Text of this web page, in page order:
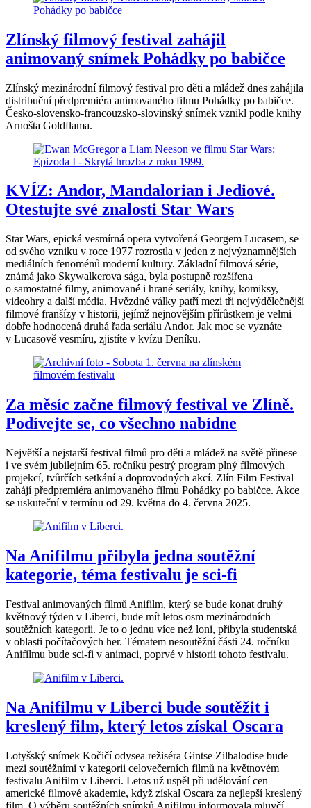
Zlínský filmový festival zahájil
animovaný snímek Pohádky po babičce
Zlínský mezinárodní filmový festival pro děti a mládež dnes zahájila
distribuční předpremiéra animovaného filmu Pohádky po babičce.
Česko-slovensko-francouzsko-slovinský snímek vznikl podle knihy
Arnošta Goldflama.
KVÍZ: Andor, Mandalorian i Jediové.
Otestujte své znalosti Star Wars
Star Wars, epická vesmírná opera vytvořená Georgem Lucasem, se
od svého vzniku v roce 1977 rozrostla v jeden z nejvýznamnějších
mediálních fenoménů moderní kultury. Základní filmová série,
známá jako Skywalkerova sága, byla postupně rozšířena
o samostatné filmy, animované i hrané seriály, knihy, komiksy,
videohry a další média. Hvězdné války patří mezi tři nejvýdělečnější
filmové franšízy v historii, jejímž nejnovějším přírůstkem je velmi
dobře hodnocená druhá řada seriálu Andor. Jak moc se vyznáte
v Lucasově vesmíru, zjistíte v kvízu Deníku.
Za měsíc začne filmový festival ve Zlíně.
Podívejte se, co všechno nabídne
Největší a nejstarší festival filmů pro děti a mládež na světě přinese
i ve svém jubilejním 65. ročníku pestrý program plný filmových
projekcí, tvůrčích setkání a doprovodných akcí. Zlín Film Festival
zahájí předpremiéra animovaného filmu Pohádky po babičce. Akce
se uskuteční v termínu od 29. května do 4. června 2025.
Na Anifilmu přibyla jedna soutěžní
kategorie, téma festivalu je sci-fi
Festival animovaných filmů Anifilm, který se bude konat druhý
květnový týden v Liberci, bude mít letos osm mezinárodních
soutěžních kategorii. Je to o jednu více než loni, přibyla studentská
v oblasti počítačových her. Tématem nesoutěžní části 24. ročníku
Anifilmu bude sci-fi v animaci, poprvé v historii tohoto festivalu.
Na Anifilmu v Liberci bude soutěžit i
kreslený film, který letos získal Oscara
Lotyšský snímek Kočičí odysea režiséra Gintse Zilbalodise bude
mezi soutěžními v kategorii celovečerních filmů na květnovém
festivalu Anifilm v Liberci. Letos už uspěl při udělování cen
americké filmové akademie, když získal Oscara za nejlepší kreslený
film. O výběru soutěžních snímků Anifilmu informovala mluvčí